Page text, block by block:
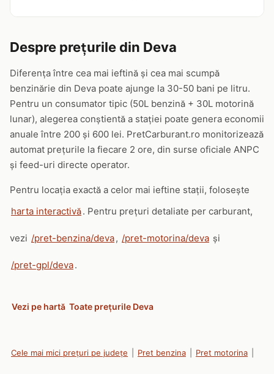
Despre prețurile din Deva
Diferența între cea mai ieftină și cea mai scumpă
benzinărie din Deva poate ajunge la 30-50 bani pe litru.
Pentru un consumator tipic (50L benzină + 30L motorină
lunar), alegerea conștientă a stației poate genera economii
anuale între 200 și 600 lei. PretCarburant.ro monitorizează
automat prețurile la fiecare 2 ore, din surse oficiale ANPC
și feed-uri directe operator.
Pentru locația exactă a celor mai ieftine stații, folosește
harta interactivă. Pentru prețuri detaliate per carburant,
vezi /pret-benzina/deva, /pret-motorina/deva și
/pret-gpl/deva.
Vezi pe hartă Toate prețurile Deva
Cele mai mici prețuri pe județe Pret benzina Pret motorina